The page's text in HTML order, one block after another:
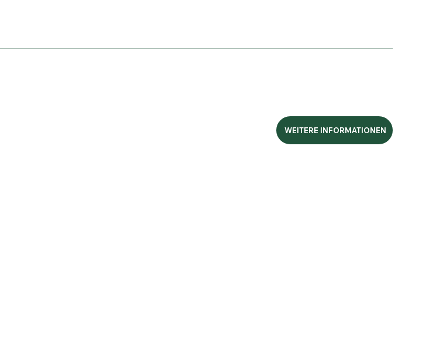
WEITERE INFORMATIONEN